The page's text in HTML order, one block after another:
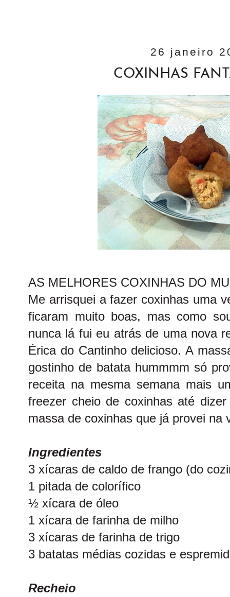
26 janeiro
COXINHAS
AS MELHORES COXINHAS DO
Me arrisquei a fazer coxinhas uma
ficaram muito boas, mas como
nunca lá fui eu atrás de uma nova
Érica do Cantinho delicioso. A
gostinho de batata hummmm só
receita na mesma semana mais
freezer cheio de coxinhas até
massa de coxinhas que já provei na
Ingredientes
3 xícaras de caldo de frango (do
1 pitada de colorífico
½ xícara de óleo
1 xícara de farinha de milho
3 xícaras de farinha de trigo
3 batatas médias cozidas e
Recheio